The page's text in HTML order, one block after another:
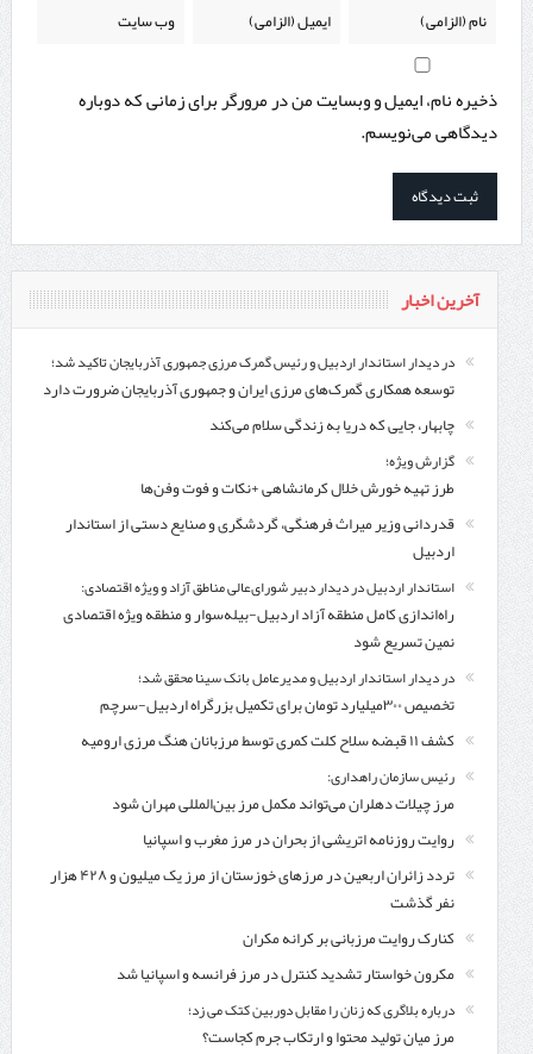
ذخیره نام، ایمیل و وبسایت من در مرورگر برای زمانی که دوباره
دیدگاهی می‌نویسم.
آخرین اخبار
در دیدار استاندار اردبیل و رئیس گمرک مرزی جمهوری آذربایجان تاکید شد؛
توسعه همکاری گمرک‌های مرزی ایران و جمهوری آذربایجان ضرورت دارد
چابهار، جایی که دریا به زندگی سلام می‌کند
گزارش ویژه؛
طرز تهیه خورش خلال کرمانشاهی +نکات و فوت وفن‌ها
قدردانی وزیر میراث فرهنگی، گردشگری و صنایع دستی از استاندار
اردبیل
استاندار اردبیل در دیدار دبیر شورای‌عالی مناطق آزاد و ویژه اقتصادی:
راه‌اندازی کامل منطقه آزاد اردبیل-بیله‌سوار و منطقه ویژه اقتصادی
نمین تسریع شود
در دیدار استاندار اردبیل و مدیرعامل بانک سینا محقق شد؛
تخصیص ۳۰۰میلیارد تومان برای تکمیل بزرگراه اردبیل-سرچم
کشف ۱۱ قبضه سلاح کلت کمری توسط مرزبانان هنگ مرزی ارومیه
رئیس سازمان راهداری:
مرز چیلات دهلران می‌تواند مکمل مرز بین‌المللی مهران شود
روایت روزنامه اتریشی از بحران در مرز مغرب و اسپانیا
تردد زائران اربعین در مرزهای خوزستان از مرز یک میلیون و ۴۲۸ هزار
نفر گذشت
کنارک روایت مرزبانی بر کرانه مکران
مکرون خواستار تشدید کنترل‌ در مرز فرانسه و اسپانیا شد
درباره بلاگری که زنان را مقابل دوربین کتک می زد؛
مرز میان تولید محتوا و ارتکاب جرم کجاست؟